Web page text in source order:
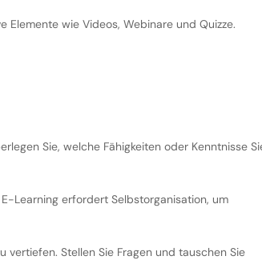
Elemente wie Videos, Webinare und Quizze.
Sie, welche Fähigkeiten oder Kenntnisse
Learning erfordert Selbstorganisation, um
vertiefen. Stellen Sie Fragen und tauschen Sie